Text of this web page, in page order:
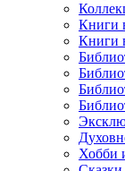
Книги
Книги
Хобби